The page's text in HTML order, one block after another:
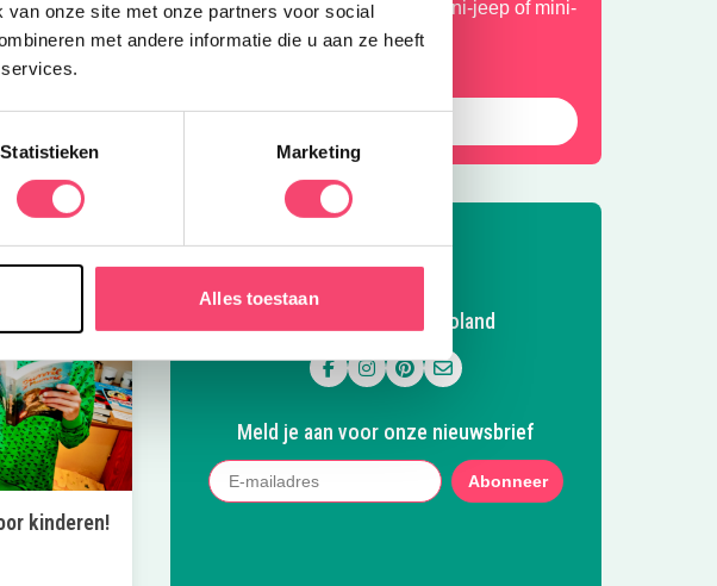
onze site met onze partners voor social
met andere informatie die u aan ze heeft
Statistieken Marketing
Alles toestaan
de stormbaan? Rijd zelf in een mini-jeep of mini-
quad en meer!
kinderen!
Volg Kidsproof Flevoland
Volg ons op Facebook
Volg ons op Instagram
Volg ons op Pinterest
Mail ons
Meld je aan voor onze nieuwsbrief
Abonneer